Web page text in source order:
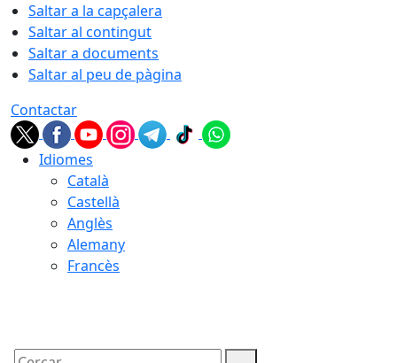
Saltar a la capçalera
Saltar al contingut
Saltar a documents
Saltar al peu de pàgina
Contactar
Idiomes
Català
Castellà
Anglès
Alemany
Francès